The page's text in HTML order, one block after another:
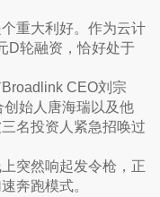
重大利好。作为云计
D轮融资，恰好处于
CEO刘宗
始人唐海瑞以及他
名投资人紧急招唤过
突然响起发令枪，正
奔跑模式。